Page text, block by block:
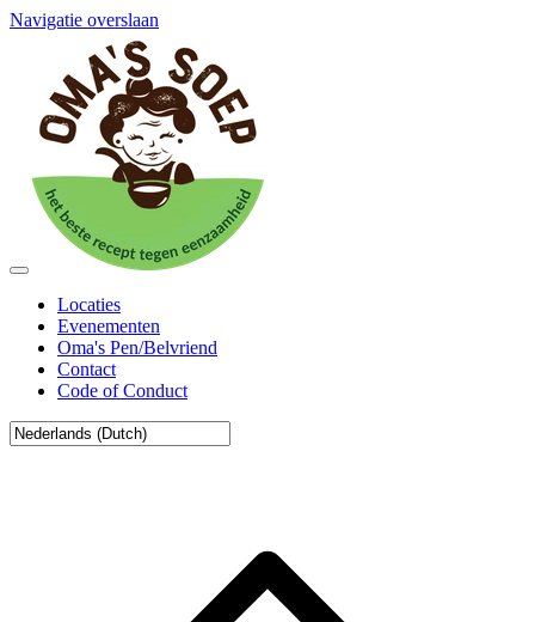
Navigatie overslaan
Locaties
Evenementen
Oma's Pen/Belvriend
Contact
Code of Conduct